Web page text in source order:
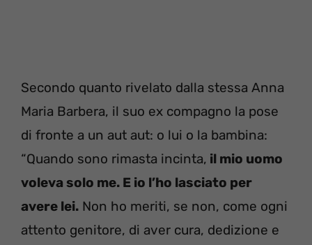
Secondo quanto rivelato dalla stessa Anna
Maria Barbera, il suo ex compagno la pose
di fronte a un aut aut: o lui o la bambina:
“Quando sono rimasta incinta, il mio uomo
voleva solo me. E io l’ho lasciato per
avere lei. Non ho meriti, se non, come ogni
attento genitore, di aver cura, dedizione e